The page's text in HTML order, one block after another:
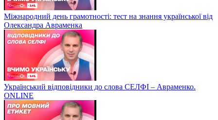
Міжнародний день грамотності: тест на знання української від
Олександра Авраменка
Український відповідники до слова СЕЛФІ – Авраменко.
ONLINE